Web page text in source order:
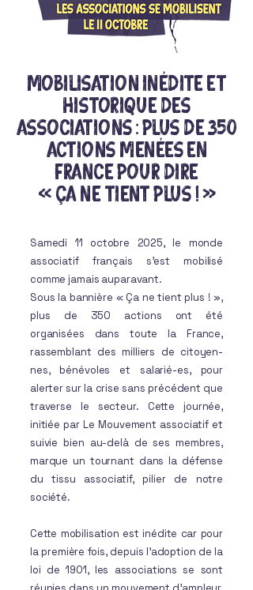
Mobilisation inédite et
historique des
associations : plus de 350
actions menées en
France pour dire
« Ça ne tient plus ! »
Samedi 11 octobre 2025, le monde
associatif français s’est mobilisé
comme jamais auparavant.
Sous la bannière « Ça ne tient plus ! »,
plus de 350 actions ont été
organisées dans toute la France,
rassemblant des milliers de citoyen-
nes, bénévoles et salarié-es, pour
alerter sur la crise sans précédent que
traverse le secteur. Cette journée,
initiée par Le Mouvement associatif et
suivie bien au-delà de ses membres,
marque un tournant dans la défense
du tissu associatif, pilier de notre
société.
Cette mobilisation est inédite car pour
la première fois, depuis l’adoption de la
loi de 1901, les associations se sont